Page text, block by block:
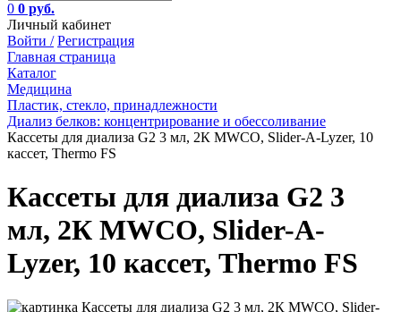
0 0 руб.
Личный кабинет
Войти / Регистрация
Главная страница
Каталог
Медицина
Пластик, стекло, принадлежности
Диализ белков: концентрирование и обессоливание
Кассеты для диализа G2 3 мл, 2К MWCO, Slider-A-Lyzer, 10
кассет, Thermo FS
Кассеты для диализа G2 3
мл, 2К MWCO, Slider-A-
Lyzer, 10 кассет, Thermo FS